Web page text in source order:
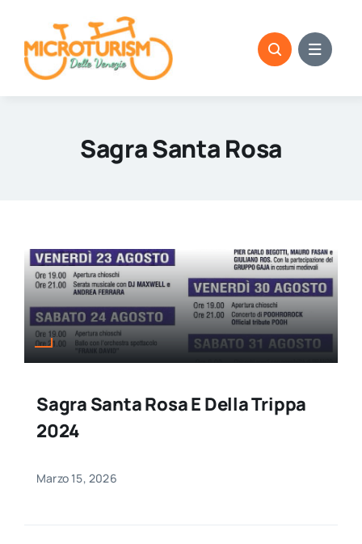
content
Sagra Santa Rosa
Sagra Santa Rosa E Della Trippa
2024
Marzo 15, 2026